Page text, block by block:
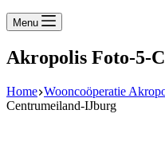
Menu
Akropolis Foto-5-
Home Wooncoöperatie
Centrumeiland-IJburg